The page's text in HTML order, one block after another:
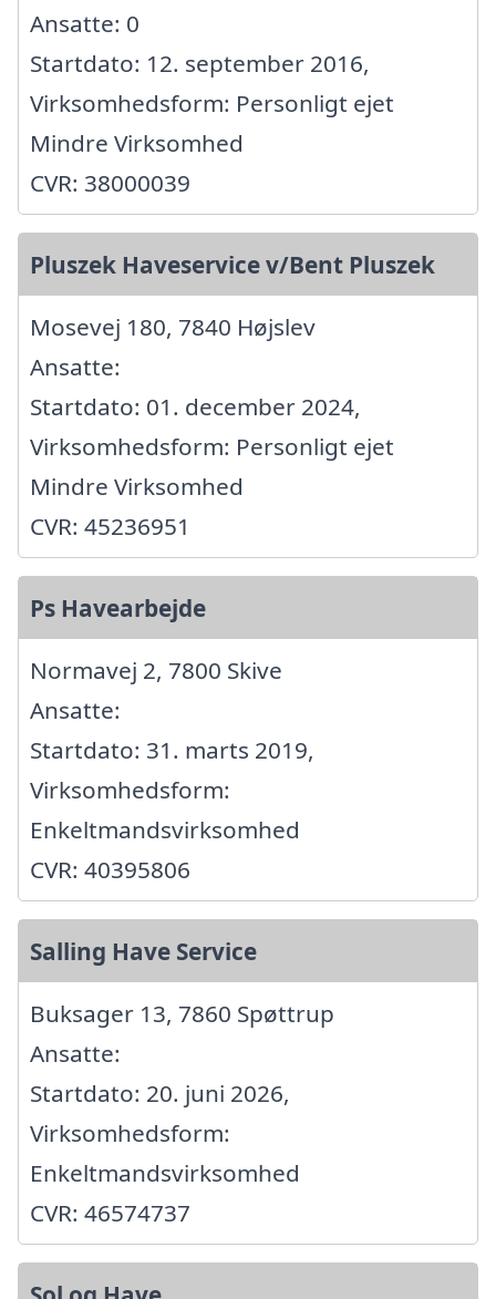
Ansatte: 0
Startdato: 12. september 2016,
Virksomhedsform: Personligt ejet
Mindre Virksomhed
CVR: 38000039
Pluszek Haveservice v/Bent Pluszek
Mosevej 180, 7840 Højslev
Ansatte:
Startdato: 01. december 2024,
Virksomhedsform: Personligt ejet
Mindre Virksomhed
CVR: 45236951
Ps Havearbejde
Normavej 2, 7800 Skive
Ansatte:
Startdato: 31. marts 2019,
Virksomhedsform:
Enkeltmandsvirksomhed
CVR: 40395806
Salling Have Service
Buksager 13, 7860 Spøttrup
Ansatte:
Startdato: 20. juni 2026,
Virksomhedsform:
Enkeltmandsvirksomhed
CVR: 46574737